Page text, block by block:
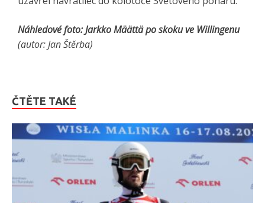
Náhledové foto: Jarkko Määttä po skoku ve Willingenu
(autor: Jan Štěrba)
ČTĚTE TAKÉ